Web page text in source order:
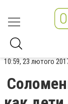
10:59, 23 лютого